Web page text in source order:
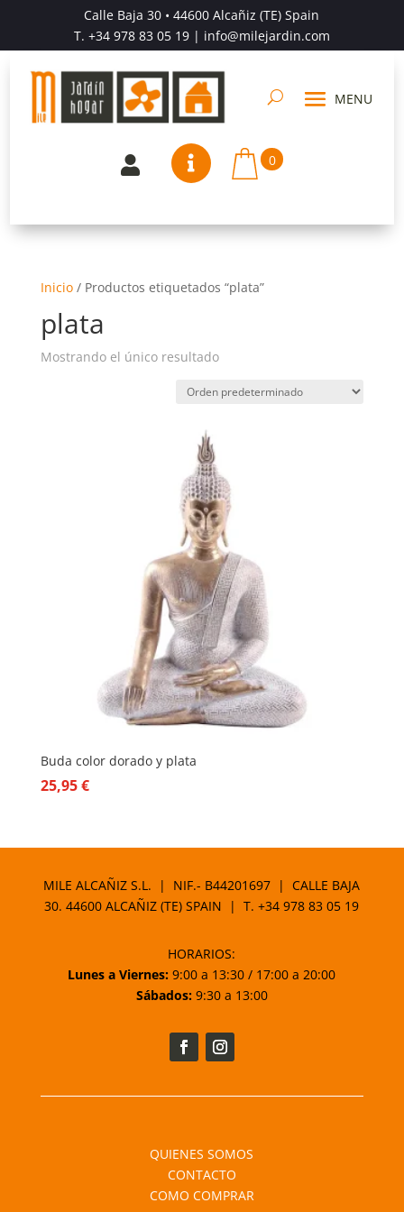
Calle Baja 30 • 44600 Alcañiz (TE) Spain
T. +34 978 83 05 19| info@milejardin.com
  0
Inicio/ Productos etiquetados “plata”
plata
Mostrando el único resultado
Buda color dorado y plata
25,95€
MILE ALCAÑIZ S.L. | NIF.- B44201697 | CALLE BAJA
30. 44600 ALCAÑIZ (TE) SPAIN | T.+34 978 83 05 19
HORARIOS:
Lunes a Viernes: 9:00 a 13:30 / 17:00 a 20:00
Sábados:9:30 a 13:00
QUIENES SOMOS
CONTACTO
COMO COMPRAR